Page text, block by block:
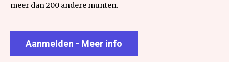
meer dan 200 andere munten.
Aanmelden - Meer info